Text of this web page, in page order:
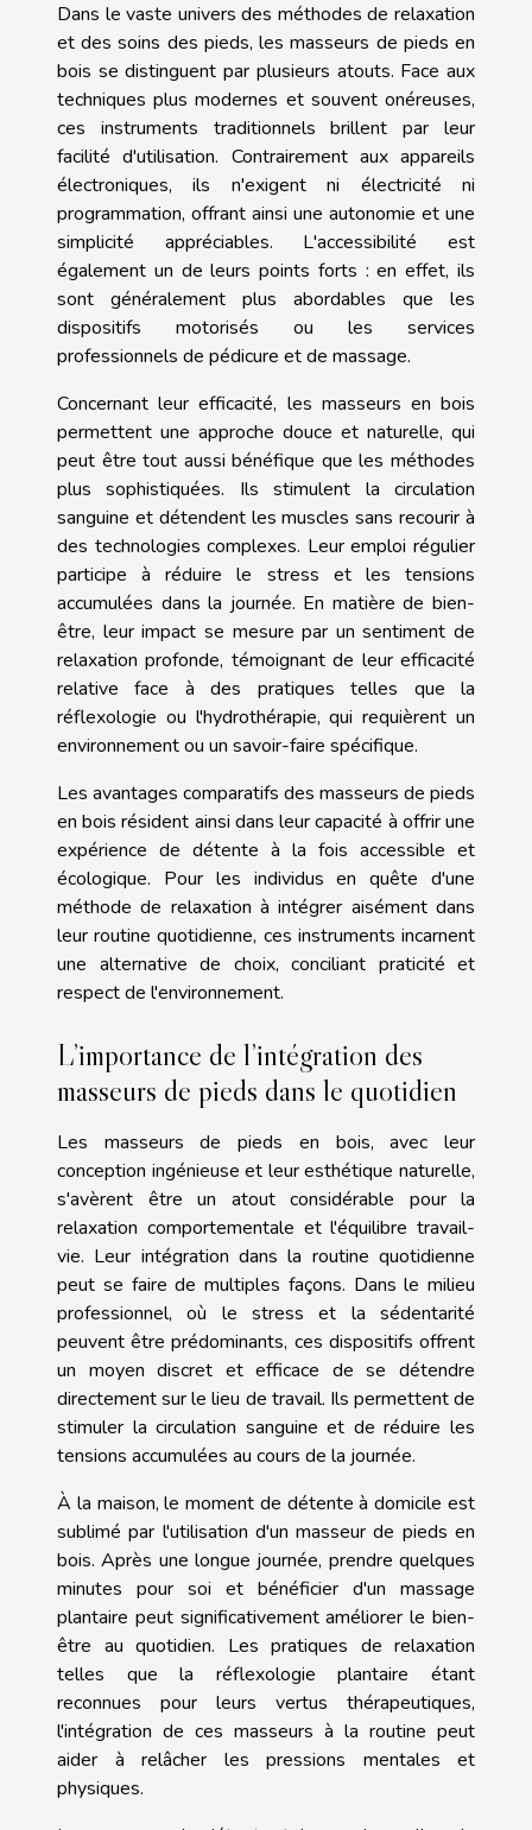
Dans le vaste univers des méthodes de relaxation
et des soins des pieds, les masseurs de pieds en
bois se distinguent par plusieurs atouts. Face aux
techniques plus modernes et souvent onéreuses,
ces instruments traditionnels brillent par leur
facilité d'utilisation. Contrairement aux appareils
électroniques, ils n'exigent ni électricité ni
programmation, offrant ainsi une autonomie et une
simplicité appréciables. L'accessibilité est
également un de leurs points forts : en effet, ils
sont généralement plus abordables que les
dispositifs motorisés ou les services
professionnels de pédicure et de massage.
Concernant leur efficacité, les masseurs en bois
permettent une approche douce et naturelle, qui
peut être tout aussi bénéfique que les méthodes
plus sophistiquées. Ils stimulent la circulation
sanguine et détendent les muscles sans recourir à
des technologies complexes. Leur emploi régulier
participe à réduire le stress et les tensions
accumulées dans la journée. En matière de bien-
être, leur impact se mesure par un sentiment de
relaxation profonde, témoignant de leur efficacité
relative face à des pratiques telles que la
réflexologie ou l'hydrothérapie, qui requièrent un
environnement ou un savoir-faire spécifique.
Les avantages comparatifs des masseurs de pieds
en bois résident ainsi dans leur capacité à offrir une
expérience de détente à la fois accessible et
écologique. Pour les individus en quête d'une
méthode de relaxation à intégrer aisément dans
leur routine quotidienne, ces instruments incarnent
une alternative de choix, conciliant praticité et
respect de l'environnement.
L’importance de l’intégration des
masseurs de pieds dans le quotidien
Les masseurs de pieds en bois, avec leur
conception ingénieuse et leur esthétique naturelle,
s'avèrent être un atout considérable pour la
relaxation comportementale et l'équilibre travail-
vie. Leur intégration dans la routine quotidienne
peut se faire de multiples façons. Dans le milieu
professionnel, où le stress et la sédentarité
peuvent être prédominants, ces dispositifs offrent
un moyen discret et efficace de se détendre
directement sur le lieu de travail. Ils permettent de
stimuler la circulation sanguine et de réduire les
tensions accumulées au cours de la journée.
À la maison, le moment de détente à domicile est
sublimé par l'utilisation d'un masseur de pieds en
bois. Après une longue journée, prendre quelques
minutes pour soi et bénéficier d'un massage
plantaire peut significativement améliorer le bien-
être au quotidien. Les pratiques de relaxation
telles que la réflexologie plantaire étant
reconnues pour leurs vertus thérapeutiques,
l'intégration de ces masseurs à la routine peut
aider à relâcher les pressions mentales et
physiques.